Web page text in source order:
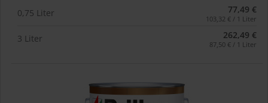
0,75 Liter 77,49 €
103,32 € / 1 Liter
3 Liter 262,49 €
87,50 € / 1 Liter